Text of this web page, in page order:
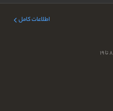
اطلاعات کامل